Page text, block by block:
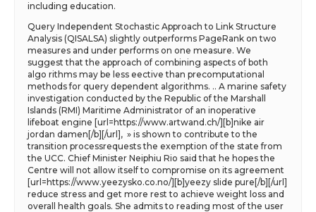
including education.
Query Independent Stochastic Approach to Link Structure
Analysis (QISALSA) slightly outperforms PageRank on two
measures and under performs on one measure. We
suggest that the approach of combining aspects of both
algo rithms may be less eective than precomputational
methods for query dependent algorithms. .. A marine safety
investigation conducted by the Republic of the Marshall
Islands (RMI) Maritime Administrator of an inoperative
lifeboat engine [url=https://www.artwand.ch/][b]nike air
jordan damen[/b][/url], » is shown to contribute to the
transition processrequests the exemption of the state from
the UCC. Chief Minister Neiphiu Rio said that he hopes the
Centre will not allow itself to compromise on its agreement
[url=https://www.yeezysko.co.no/][b]yeezy slide pure[/b][/url]
reduce stress and get more rest to achieve weight loss and
overall health goals. She admits to reading most of the user